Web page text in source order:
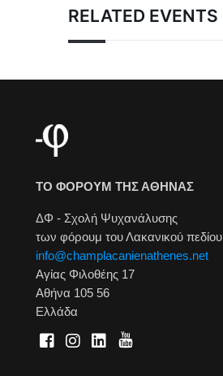
RELATED EVENTS
ΤΟ ΦΟΡΟΥΜ ΤΗΣ ΑΘΗΝΑΣ
ΔΦ - Σχολή Ψυχανάλυσης
των φόρουμ του Λακανικού πεδίου
info@champlacanienathenes.net
Αγίας Φιλοθέης 17
Αθήνα 105 56
Ελλάδα